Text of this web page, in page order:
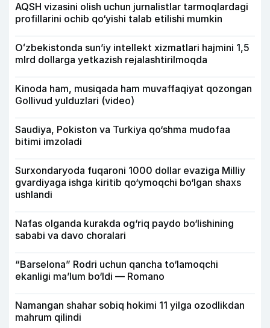
AQSH vizasini olish uchun jurnalistlar tarmoqlardagi
profillarini ochib qo‘yishi talab etilishi mumkin
Oʻzbekistonda sunʼiy intellekt xizmatlari hajmini 1,5
mlrd dollarga yetkazish rejalashtirilmoqda
Kinoda ham, musiqada ham muvaffaqiyat qozongan
Gollivud yulduzlari (video)
Saudiya, Pokiston va Turkiya qo‘shma mudofaa
bitimi imzoladi
Surxondaryoda fuqaroni 1000 dollar evaziga Milliy
gvardiyaga ishga kiritib qo‘ymoqchi bo‘lgan shaxs
ushlandi
Nafas olganda kurakda og‘riq paydo bo‘lishining
sababi va davo choralari
“Barselona” Rodri uchun qancha to‘lamoqchi
ekanligi ma’lum bo‘ldi — Romano
Namangan shahar sobiq hokimi 11 yilga ozodlikdan
mahrum qilindi